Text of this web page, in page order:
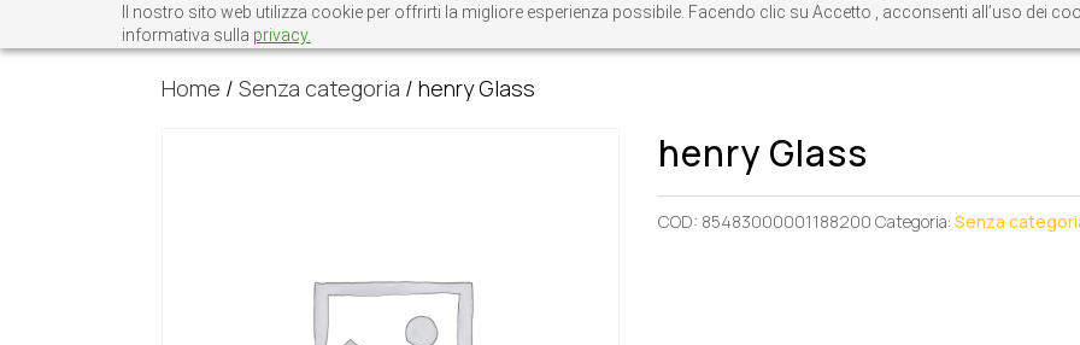
Il nostro sito web utilizza cookie per offrirti la migliore esperienza possibile. Facendo clic su Accetto , acconsenti all’uso dei
informativa sulla privacy.
Home /Senza categoria / henry Glass
henry Glass
COD: 85483000001188200 Categoria:Senza